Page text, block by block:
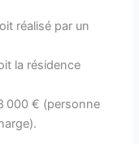
réalisé par un
la résidence
000 € (personne